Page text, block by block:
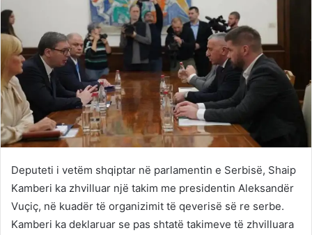
Deputeti i vetëm shqiptar në parlamentin e Serbisë, Shaip
Kamberi ka zhvilluar një takim me presidentin Aleksandër
Vuçiç, në kuadër të organizimit të qeverisë së re serbe.
Kamberi ka deklaruar se pas shtatë takimeve të zhvilluara